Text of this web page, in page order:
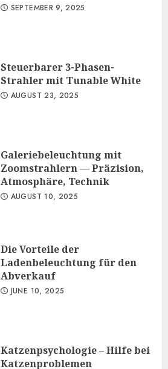
SEPTEMBER 9, 2025
Steuerbarer 3-Phasen-
Strahler mit Tunable White
AUGUST 23, 2025
Galeriebeleuchtung mit
Zoomstrahlern — Präzision,
Atmosphäre, Technik
AUGUST 10, 2025
Die Vorteile der
Ladenbeleuchtung für den
Abverkauf
JUNE 10, 2025
Katzenpsychologie – Hilfe bei
Katzenproblemen